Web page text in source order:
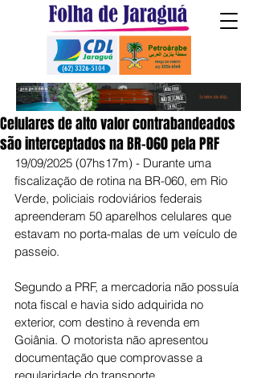
Celulares de alto valor contrabandeados
são interceptados na BR-060 pela PRF
19/09/2025 (07hs17m) - Durante uma
fiscalização de rotina na BR-060, em Rio
Verde, policiais rodoviários federais
apreenderam 50 aparelhos celulares que
estavam no porta-malas de um veículo de
passeio.
Segundo a PRF, a mercadoria não possuía
nota fiscal e havia sido adquirida no
exterior, com destino à revenda em
Goiânia. O motorista não apresentou
documentação que comprovasse a